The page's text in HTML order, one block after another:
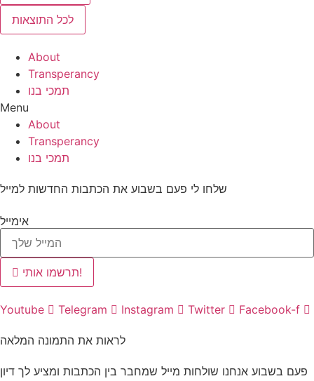
לכל התוצאות
About
Transperancy
תמכי בנו
Menu
About
Transperancy
תמכי בנו
שלחו לי פעם בשבוע את הכתבות החדשות למייל
אימייל
תרשמו אותי!
Youtube Telegram Instagram Twitter Facebook-f
לראות את התמונה המלאה
פעם בשבוע אנחנו שולחות מייל שמחבר בין הכתבות ומציע לך דיון